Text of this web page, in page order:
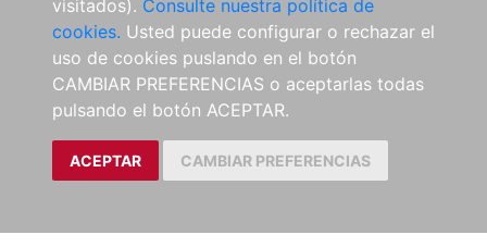
visitados). Consulte nuestra política de
cookies. Usted puede configurar o rechazar el
uso de cookies puslando en el botón
CAMBIAR PREFERENCIAS o aceptarlas todas
pulsando el botón ACEPTAR.
ACEPTAR CAMBIAR PREFERENCIAS